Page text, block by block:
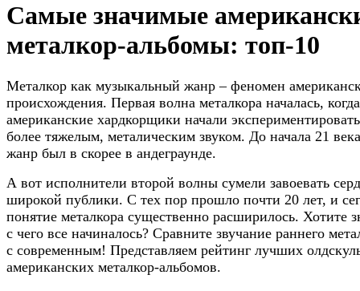
Самые значимые
металкор-альбомы: топ-10
Металкор как музыкальный жанр – феномен
происхождения. Первая волна металкора началась, когда
американские хардкорщики начали
более тяжелым, металическим звуком. До начала 21
жанр был в скорее в андеграунде.
А вот исполнители второй волны сумели завоевать
широкой публики. С тех пор прошло почти 20 лет, и
понятие металкора существенно расширилось. Хотите
с чего все начиналось? Сравните звучание раннего
с современным! Представляем рейтинг лучших
американских металкор-альбомов.